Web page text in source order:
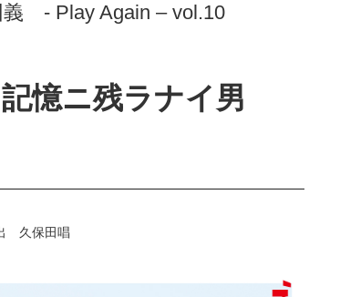
- Play Again – vol.10
憶ニ残ラナイ男
久保田唱